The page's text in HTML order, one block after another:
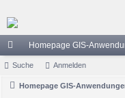
ch
ne
Homepage GIS-
Suche Anmelden
Homepage GIS-